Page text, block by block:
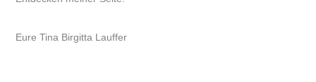
Eure Tina Birgitta Lauffer